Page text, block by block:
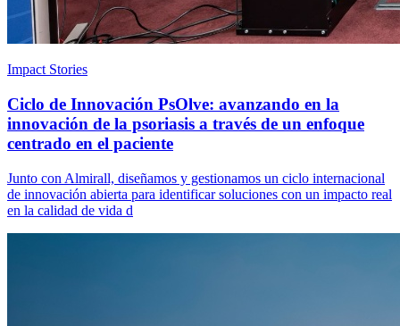
Impact Stories
Ciclo de Innovación PsOlve: avanzando en la
innovación de la psoriasis a través de un enfoque
centrado en el paciente
Junto con Almirall, diseñamos y gestionamos un ciclo internacional
de innovación abierta para identificar soluciones con un impacto real
en la calidad de vida d